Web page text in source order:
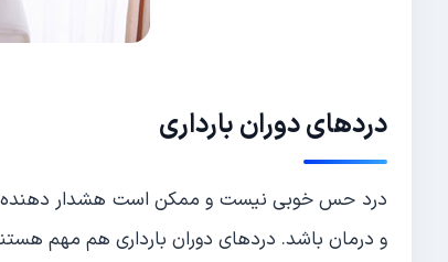
دردهای دوران بارداری
درد حس خوبی نیست و ممکن است هشدار دهنده
و درمان باشد. دردهای دوران بارداری هم مهم